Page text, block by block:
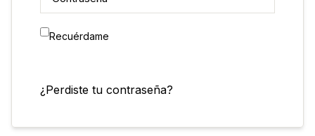
Recuérdame
¿Perdiste tu contraseña?